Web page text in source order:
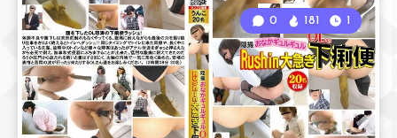
0 181 1